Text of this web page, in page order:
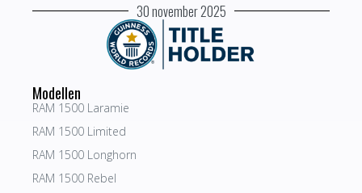
30 november 2025
Modellen
RAM 1500 Laramie
RAM 1500 Limited
RAM 1500 Longhorn
RAM 1500 Rebel